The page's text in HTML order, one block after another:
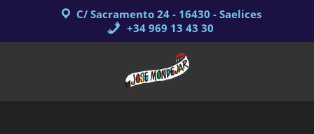
C/ Sacramento 24 - 16430 - Saelices
+34 969 13 43 30